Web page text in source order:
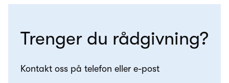
Trenger du rådgivning?
Kontakt oss på telefon eller e-post